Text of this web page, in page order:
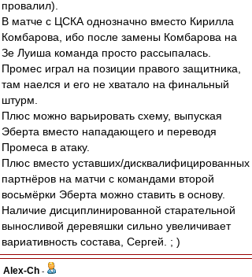
провалил).
В матче с ЦСКА однозначно вместо Кирилла
Комбарова, ибо после замены Комбарова на
Зе Луиша команда просто рассыпалась.
Промес играл на позиции правого защитника,
там наелся и его не хватало на финальный
штурм.
Плюс можно варьировать схему, выпуская
Эберта вместо нападающего и переводя
Промеса в атаку.
Плюс вместо уставших/дисквалифицированных
партнёров на матчи с командами второй
восьмёрки Эберта можно ставить в основу.
Наличие дисциплинированной старательной
выносливой деревяшки сильно увеличивает
вариативность состава, Сергей. ; )
Alex-Ch -